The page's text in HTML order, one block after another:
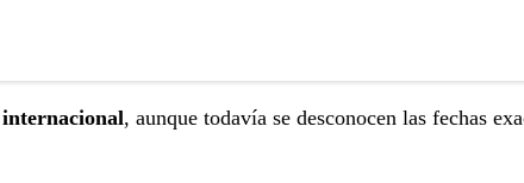
, aunque todavía se desconocen las fechas